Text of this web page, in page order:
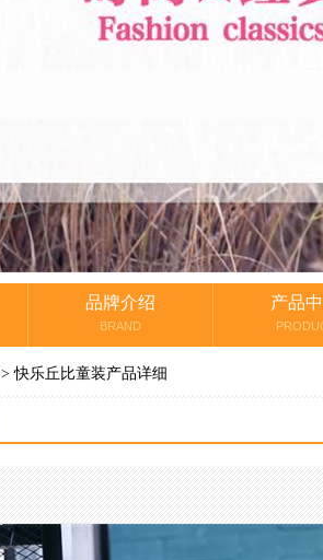
品牌介绍
BRAND
产品
> 快乐丘比童装产品详细